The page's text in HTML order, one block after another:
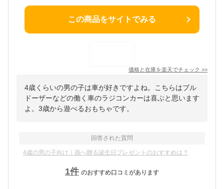
この商品をサイトでみる
価格と在庫を楽天でチェック >>
4歳くらいの男の子は車が好きですよね。こちらはブル
ドーザーなどの働く車のラジコンカーは喜ぶと思います
よ。3歳から遊べるおもちゃです。
回答された質問
4歳の男の子向け｜孫へ贈る誕生日プレゼントのおすすめは？
1件 のおすすめ口コミがあります